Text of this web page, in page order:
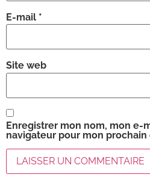
E-mail *
Site web
Enregistrer mon nom, mon e-
navigateur pour mon